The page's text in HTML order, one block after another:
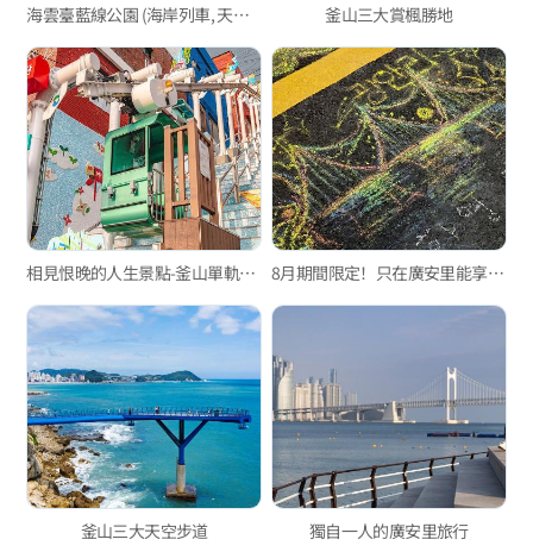
海雲臺藍線公園 (海岸列車, 天空膠囊列車) 釜山三大賞楓勝地
相見恨晚的人生景點-釜山單軌電車篇 8月期間限定！只在廣安里能享受的特別活動
釜山三大天空步道 獨自一人的廣安里旅行